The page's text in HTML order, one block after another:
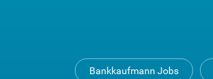
Bankkaufmann Jobs